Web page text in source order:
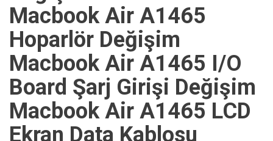
Macbook Air A1465
Hoparlör Değişim
Macbook Air A1465 I/O
Board Şarj Girişi Değişim
Macbook Air A1465 LCD
Ekran Data Kablosu